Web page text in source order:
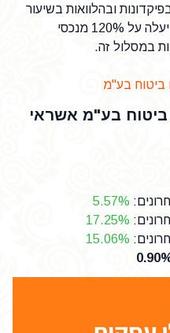
ובהלוואות בשיעור
חשיפה שלא יפחת מ-75% ולא יעלה על 120% מנכסי
במסלול זה.
ביטוח בע"מ
בע"מ אשראי
:
5.57%
:
17.25%
:
15.06%